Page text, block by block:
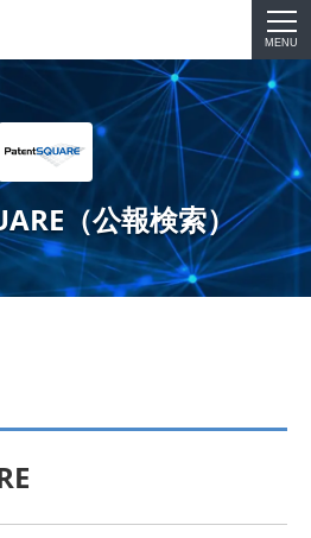
MENU
（公報検索）